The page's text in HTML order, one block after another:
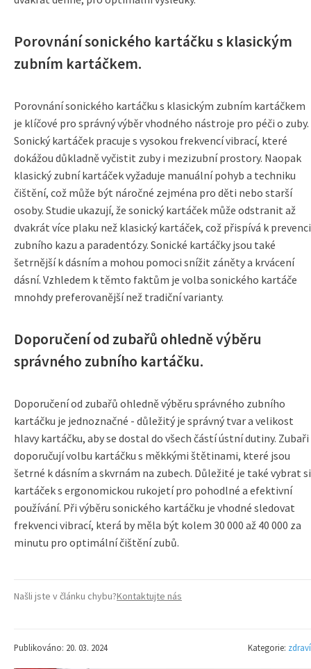
Porovnání sonického kartáčku s klasickým
zubním kartáčkem.
Porovnání sonického kartáčku s klasickým zubním kartáčkem
je klíčové pro správný výběr vhodného nástroje pro péči o zuby.
Sonický kartáček pracuje s vysokou frekvencí vibrací, které
dokážou důkladně vyčistit zuby i mezizubní prostory. Naopak
klasický zubní kartáček vyžaduje manuální pohyb a techniku
čištění, což může být náročné zejména pro děti nebo starší
osoby. Studie ukazují, že sonický kartáček může odstranit až
dvakrát více plaku než klasický kartáček, což přispívá k prevenci
zubního kazu a paradentózy. Sonické kartáčky jsou také
šetrnější k dásním a mohou pomoci snížit záněty a krvácení
dásní. Vzhledem k těmto faktům je volba sonického kartáče
mnohdy preferovanější než tradiční varianty.
Doporučení od zubařů ohledně výběru
správného zubního kartáčku.
Doporučení od zubařů ohledně výběru správného zubního
kartáčku je jednoznačné - důležitý je správný tvar a velikost
hlavy kartáčku, aby se dostal do všech částí ústní dutiny. Zubaři
doporučují volbu kartáčku s měkkými štětinami, které jsou
šetrné k dásním a skvrnám na zubech. Důležité je také vybrat si
kartáček s ergonomickou rukojetí pro pohodlné a efektivní
používání. Při výběru sonického kartáčku je vhodné sledovat
frekvenci vibrací, která by měla být kolem 30 000 až 40 000 za
minutu pro optimální čištění zubů.
Našli jste v článku chybu?Kontaktujte nás
Publikováno: 20. 03. 2024 Kategorie: zdraví